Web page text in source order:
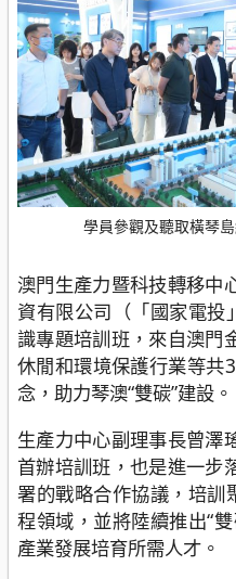
學員參觀及聽取橫琴
澳門生產力暨科技轉移中
資有限公司（「國家電投
識專題培訓班，來自澳門
休閒和環境保護行業等共
念，助力琴澳“雙碳”建設。
生產力中心副理事長曾澤
首辦培訓班，也是進一步
署的戰略合作協議，培訓
程領域，並將陸續推出“
產業發展培育所需人才。